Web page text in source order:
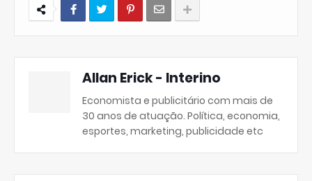
Allan Erick - Interino
Economista e publicitário com mais de
30 anos de atuação. Política, economia,
esportes, marketing, publicidade etc